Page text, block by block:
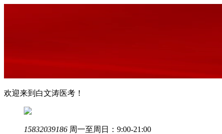
欢迎来到白文涛医考！
15832039186 周一至周日：9:00-21:00